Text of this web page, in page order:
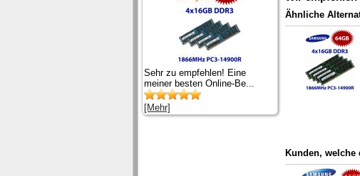
Ähnliche
Kunden,
Sehr zu empfehlen! Eine
meiner besten Online-Be...
[Mehr]